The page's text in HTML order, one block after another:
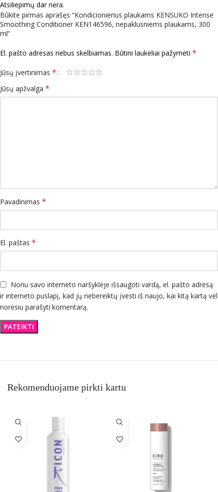
Atsiliepimų dar nėra.
Būkite pirmas aprašęs “Kondicionierius plaukams KENSUKO Intense
Smoothing Conditioner KEN146596, nepaklusniems plaukams, 300
ml”
El. pašto adresas nebus skelbiamas. Būtini laukeliai pažymėti *
Jūsų įvertinimas *
Jūsų apžvalga *
Pavadinimas *
El. paštas *
Noriu savo interneto naršyklėje išsaugoti vardą, el. pašto adresą
ir interneto puslapį, kad jų nebereiktų įvesti iš naujo, kai kitą kartą vėl
norėsiu parašyti komentarą.
Rekomenduojame pirkti kartu